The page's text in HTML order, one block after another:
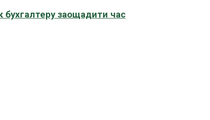
бухгалтеру заощадити час